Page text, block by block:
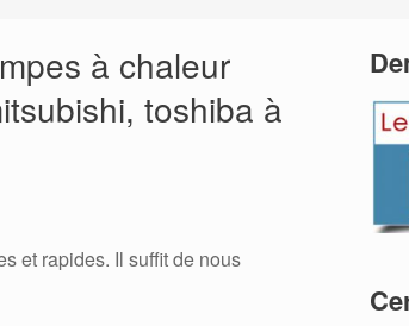
à chaleur
toshiba à
et rapides. Il suffit de nous